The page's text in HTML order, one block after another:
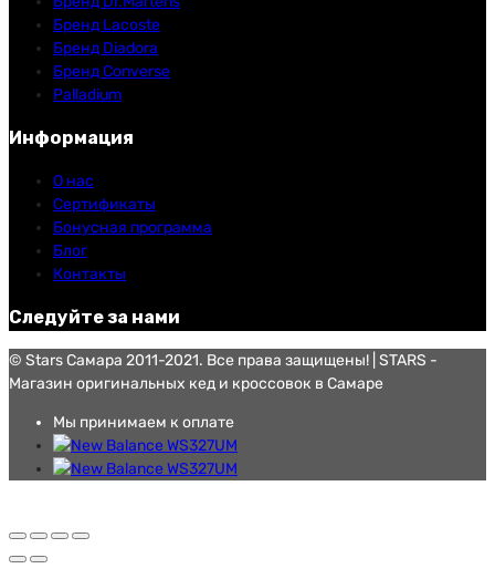
Бренд Lacoste
Бренд Diadora
Бренд Converse
Palladium
Информация
О нас
Сертификаты
Бонусная программа
Блог
Контакты
Следуйте за нами
© Stars Самара 2011-2021. Все права защищены! | STARS -
Магазин оригинальных кед и кроссовок в Самаре
Мы принимаем к оплате